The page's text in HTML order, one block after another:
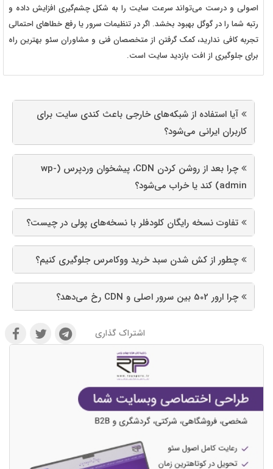
اصولی و درست می‌تواند سرعت سایت را به شکل چشم‌گیری افزایش داده و
رتبه شما را در گوگل بهبود بخشد. اگر در تنظیمات سرور یا رفع خطاهای احتمالی
تجربه کافی ندارید، کمک گرفتن از متخصصان فنی و مشاوران سئو بهترین راه
برای جلوگیری از افت بازدید سایت است.
آیا استفاده از شبکه‌های خارجی باعث کندی سایت برای
کاربران ایرانی می‌شود؟
چرا بعد از روشن کردن CDN، پیشخوان وردپرس (wp-
admin) کند یا خراب می‌شود؟
تفاوت نسخه رایگان کلودفلر با نسخه‌های پولی در چیست؟
چطور از کش شدن سبد خرید ووکامرس جلوگیری کنیم؟
چرا ارور 502 بین سرور اصلی و CDN رخ می‌دهد؟
اشتراک گذاری